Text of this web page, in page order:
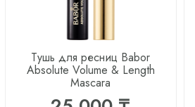
Тушь для ресниц Babor
Absolute Volume & Length
Mascara